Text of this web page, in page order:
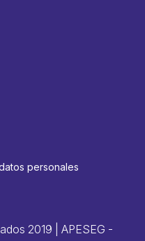
personales
2019 | APESEG -